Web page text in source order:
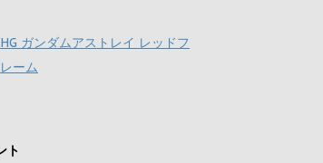
HG ガンダムアストレイ レッドフ
レーム
ト